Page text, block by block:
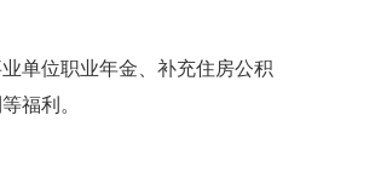
单位职业年金、补充住房公积
福利。